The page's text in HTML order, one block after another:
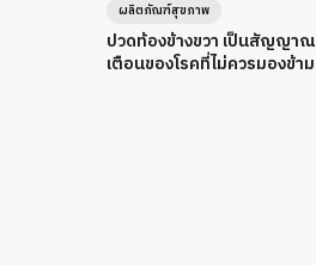
ปวดท้องข้างขวา เป็นสัญญาณ
เตือนของโรคที่ไม่ควรมองข้าม
ผลิตภัณฑ์สุขภาพ